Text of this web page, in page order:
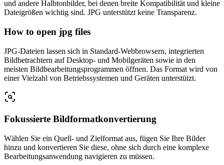
und andere Halbtonbilder, bei denen breite Kompatibilität und kleine
Dateigrößen wichtig sind. JPG unterstützt keine Transparenz.
How to open jpg files
JPG-Dateien lassen sich in Standard-Webbrowsern, integrierten
Bildbetrachtern auf Desktop- und Mobilgeräten sowie in den
meisten Bildbearbeitungsprogrammen öffnen. Das Format wird von
einer Vielzahl von Betriebssystemen und Geräten unterstützt.
Fokussierte Bildformatkonvertierung
Wählen Sie ein Quell- und Zielformat aus, fügen Sie Ihre Bilder
hinzu und konvertieren Sie diese, ohne sich durch eine komplexe
Bearbeitungsanwendung navigieren zu müssen.